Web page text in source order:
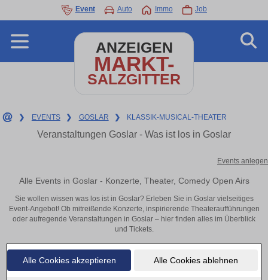
Alle Cookies akzeptieren Alle Cookies ablehnen
Event Auto Immo Job
ANZEIGEN
MARKT-
SALZGITTER
❯ EVENTS ❯ GOSLAR ❯ KLASSIK-MUSICAL-THEATER
Veranstaltungen Goslar - Was ist los in Goslar
Events anlegen
Alle Events in Goslar - Konzerte, Theater, Comedy Open Airs
Sie wollen wissen was los ist in Goslar? Erleben Sie in Goslar vielseitiges
Event-Angebot! Ob mitreißende Konzerte, inspirierende Theateraufführungen
oder aufregende Veranstaltungen in Goslar – hier finden alles im Überblick
und Tickets.